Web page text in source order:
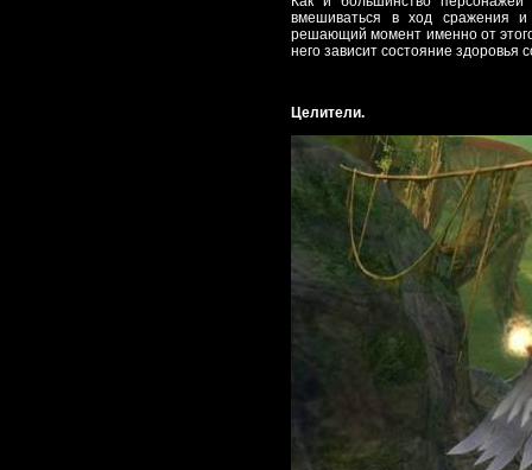
вмешиваться в ход сражения
решающий момент именно от
него зависит состояние здоровья
Целители.